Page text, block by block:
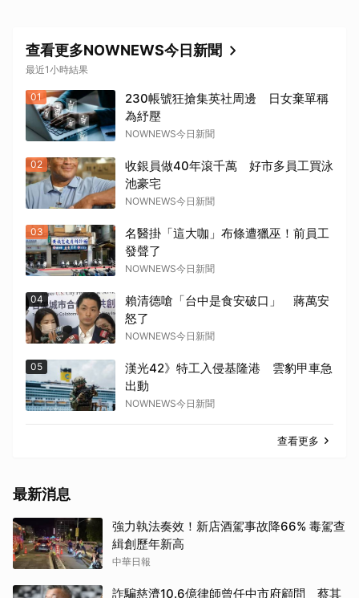
查看更多NOWNEWS今日新聞
最近1小時結果
01
230帳號狂搶集英社周邊 日女棄單稱
為紓壓
NOWNEWS今日新聞
02
收銀員做40年滾千萬 好市多員工買泳
池豪宅
NOWNEWS今日新聞
03
名醫掛「這大咖」布條遭獵巫！前員工
發聲了
NOWNEWS今日新聞
04
賴清德嗆「台中是食安破口」 蔣萬安
怒了
NOWNEWS今日新聞
05
漢光42》特工入侵基隆港 雲豹甲車急
出動
NOWNEWS今日新聞
查看更多
最新消息
強力執法奏效！新店酒駕事故降66% 毒駕查
緝創歷年新高
中華日報
詐騙慈濟10.6億律師曾任中市府顧問 蔡其